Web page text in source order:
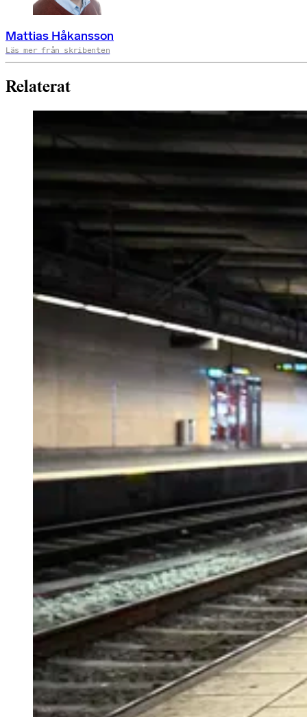
Mattias Håkansson
Läs mer från skribenten
Relaterat